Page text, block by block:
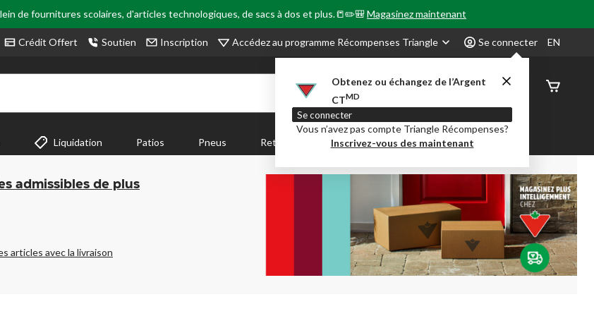
de fournitures scolaires, d'articles technologiques, de sacs à dos et plus.📒✏️🎒Magasinez maintenant
Crédit Offert Soutien Inscription Accédez au programme Récompenses Triangle Se connecter
Obtenez ou échangez de l’Argent
CTMD
Se connecter
Vous n’avez pas compte Triangle Récompenses?
Inscrivez-vous des maintenant
EN
État de
Liquidation Patios Pneus Retour en Classe Party City Centre-auto
admissibles de plus
articles avec la livraison